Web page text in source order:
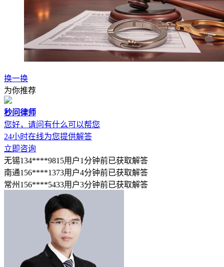
换一换
为你推荐
秒问律师
您好，请问有什么可以帮您
24小时在线为您提供解答
立即咨询
无锡134****9815用户1分钟前已获取解答
南通156****1373用户4分钟前已获取解答
常州156****5433用户3分钟前已获取解答